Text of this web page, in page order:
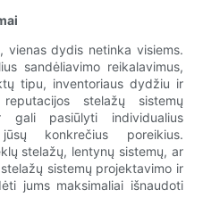
vienas dydis netinka visiems.
sandėliavimo reikalavimus,
tipu, inventoriaus dydžiu ir
stelažų sistemų
pasiūlyti individualius
konkrečius poreikius.
stelažų, lentynų sistemų, ar
sistemų projektavimo ir
jums maksimaliai išnaudoti